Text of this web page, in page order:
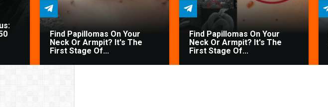
Find Papillomas On Your
Neck Or Armpit? It's The
First Stage Of...
Find Papillomas On Your
Neck Or Armpit? It's The
First Stage Of...